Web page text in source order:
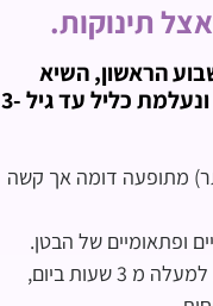
תינוקות.
הראשון, השיא
שלה בסביבות גיל חודש – חודשיים, ונעלמת כליל עד גיל 3-
מתופעה דומה אך קשה
ופתאומיים של הבטן.
על פי האבחנה הרפואית הכאבים נמשכים למעלה מ 3 שעות ביום,